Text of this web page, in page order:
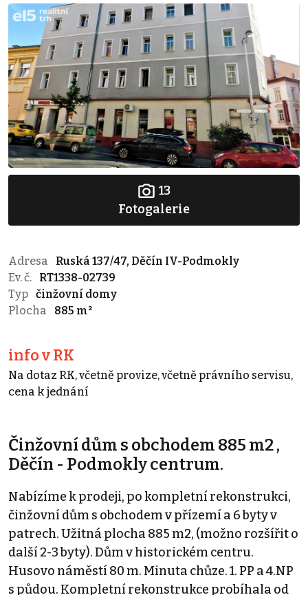
13
Fotogalerie
Adresa
Ruská 137/47, Děčín IV-Podmokly
Ev. č.
RT1338-02739
Typ činžovní domy
Plocha
885 m²
info v RK
Na dotaz RK, včetně provize, včetně právního servisu,
cena k jednání
Činžovní dům s obchodem 885 m2 ,
Děčín - Podmokly centrum.
Nabízíme k prodeji, po kompletní rekonstrukci,
činžovní dům s obchodem v přízemí a 6 byty v
patrech. Užitná plocha 885 m2, (možno rozšířit o
další 2-3 byty). Dům v historickém centru.
Husovo náměstí 80 m. Minuta chůze. 1. PP a 4.NP
s půdou. Kompletní rekonstrukce probíhala od